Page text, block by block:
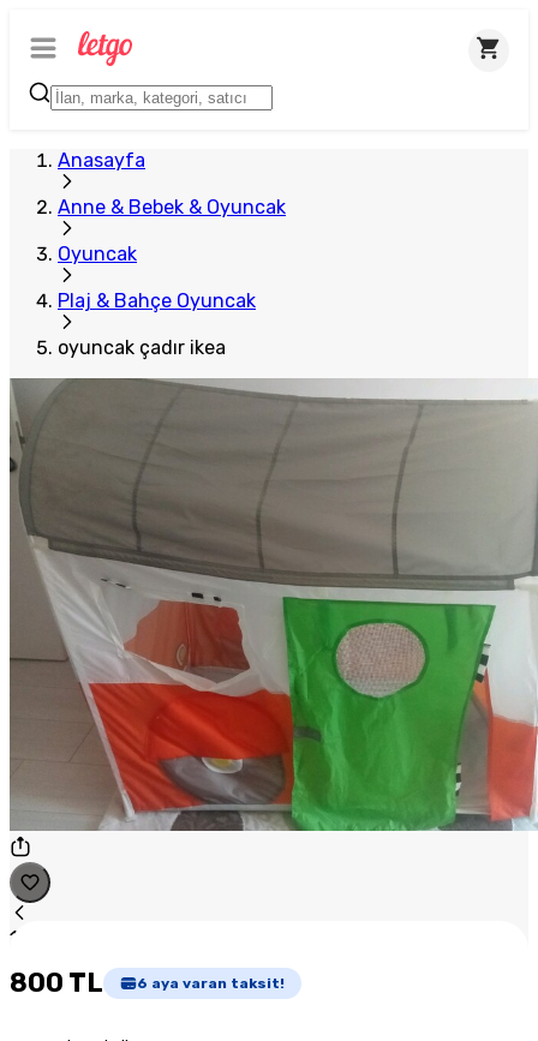
Anasayfa
Anne & Bebek & Oyuncak
Oyuncak
Plaj & Bahçe Oyuncak
oyuncak çadır ikea
1
800 TL 6 aya varan taksit!